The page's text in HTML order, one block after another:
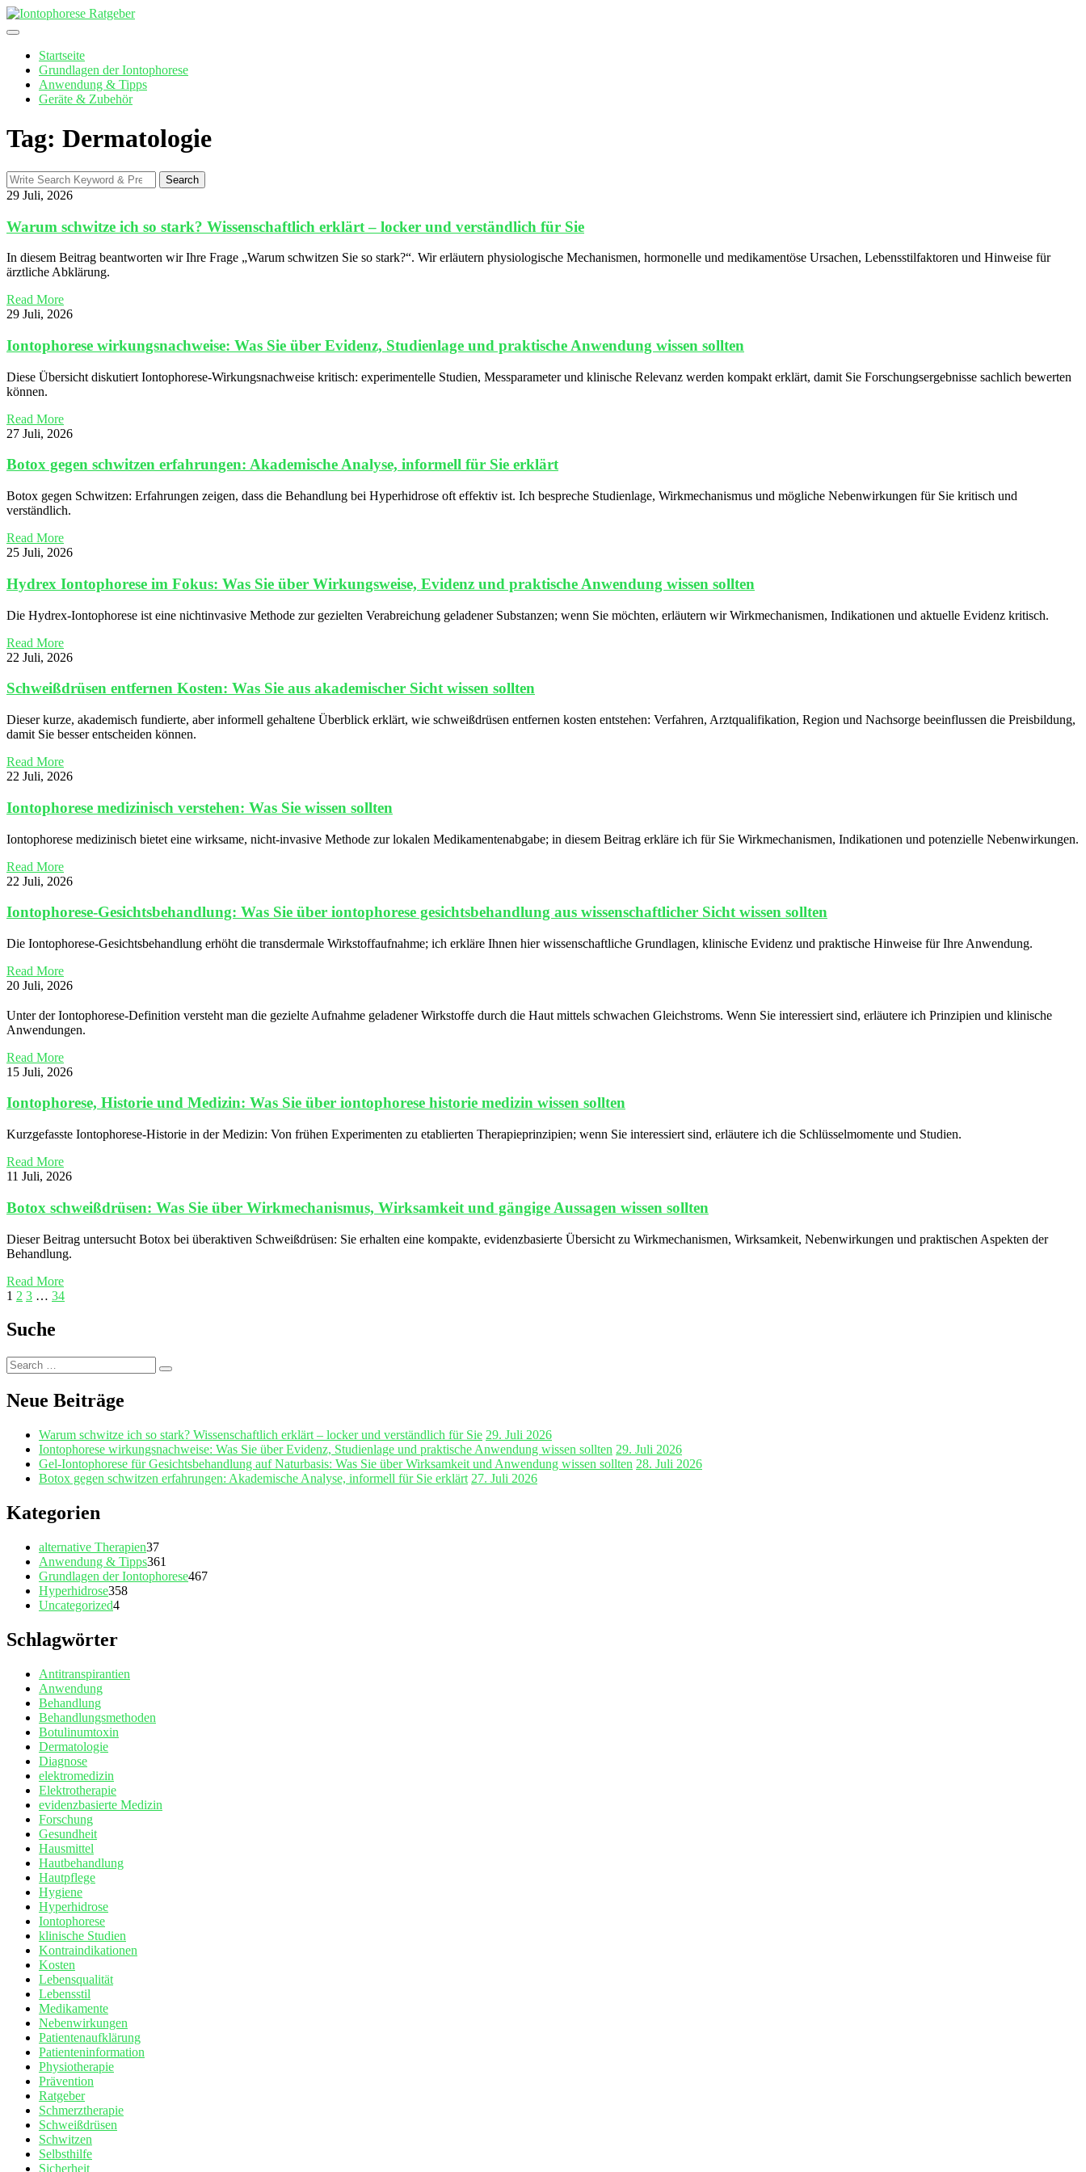
Skip
to
Startseite
Grundlagen der Iontophorese
Anwendung & Tipps
Geräte & Zubehör
Tag: Dermatologie
Search
for:
Search
29 Juli, 2026
Warum schwitze ich so stark? Wissenschaftlich erklärt – locker und verständlich für Sie
In diesem Beitrag beantworten wir Ihre Frage „Warum schwitzen Sie so stark?“. Wir erläutern physiologische Mechanismen, hormonelle und medikamentöse Ursachen, Lebensstilfaktoren und Hinweise für
ärztliche Abklärung.
Read More
29 Juli, 2026
Iontophorese wirkungsnachweise: Was Sie über Evidenz, Studienlage und praktische Anwendung wissen sollten
Diese Übersicht diskutiert Iontophorese-Wirkungsnachweise kritisch: experimentelle Studien, Messparameter und klinische Relevanz werden kompakt erklärt, damit Sie Forschungsergebnisse sachlich bewerten
können.
Read More
27 Juli, 2026
Botox gegen schwitzen erfahrungen: Akademische Analyse, informell für Sie erklärt
Botox gegen Schwitzen: Erfahrungen zeigen, dass die Behandlung bei Hyperhidrose oft effektiv ist. Ich bespreche Studienlage, Wirkmechanismus und mögliche Nebenwirkungen für Sie kritisch und
verständlich.
Read More
25 Juli, 2026
Hydrex Iontophorese im Fokus: Was Sie über Wirkungsweise, Evidenz und praktische Anwendung wissen sollten
Die Hydrex-Iontophorese ist eine nichtinvasive Methode zur gezielten Verabreichung geladener Substanzen; wenn Sie möchten, erläutern wir Wirkmechanismen, Indikationen und aktuelle Evidenz kritisch.
Read More
22 Juli, 2026
Schweißdrüsen entfernen Kosten: Was Sie aus akademischer Sicht wissen sollten
Dieser kurze, akademisch fundierte, aber informell gehaltene Überblick erklärt, wie schweißdrüsen entfernen kosten entstehen: Verfahren, Arztqualifikation, Region und Nachsorge beeinflussen die Preisbildung,
damit Sie besser entscheiden können.
Read More
22 Juli, 2026
Iontophorese medizinisch verstehen: Was Sie wissen sollten
Iontophorese medizinisch bietet eine wirksame, nicht-invasive Methode zur lokalen Medikamentenabgabe; in diesem Beitrag erkläre ich für Sie Wirkmechanismen, Indikationen und potenzielle Nebenwirkungen.
Read More
22 Juli, 2026
Iontophorese-Gesichtsbehandlung: Was Sie über iontophorese gesichtsbehandlung aus wissenschaftlicher Sicht wissen sollten
Die Iontophorese-Gesichtsbehandlung erhöht die transdermale Wirkstoffaufnahme; ich erkläre Ihnen hier wissenschaftliche Grundlagen, klinische Evidenz und praktische Hinweise für Ihre Anwendung.
Read More
20 Juli, 2026
Unter der Iontophorese-Definition versteht man die gezielte Aufnahme geladener Wirkstoffe durch die Haut mittels schwachen Gleichstroms. Wenn Sie interessiert sind, erläutere ich Prinzipien und klinische
Anwendungen.
Read More
15 Juli, 2026
Iontophorese, Historie und Medizin: Was Sie über iontophorese historie medizin wissen sollten
Kurzgefasste Iontophorese-Historie in der Medizin: Von frühen Experimenten zu etablierten Therapieprinzipien; wenn Sie interessiert sind, erläutere ich die Schlüsselmomente und Studien.
Read More
11 Juli, 2026
Botox schweißdrüsen: Was Sie über Wirkmechanismus, Wirksamkeit und gängige Aussagen wissen sollten
Dieser Beitrag untersucht Botox bei überaktiven Schweißdrüsen: Sie erhalten eine kompakte, evidenzbasierte Übersicht zu Wirkmechanismen, Wirksamkeit, Nebenwirkungen und praktischen Aspekten der
Behandlung.
Read More
1 2 3 … 34
Suche
Search
for:
Search
Neue Beiträge
Warum schwitze ich so stark? Wissenschaftlich erklärt – locker und verständlich für Sie 29. Juli 2026
Iontophorese wirkungsnachweise: Was Sie über Evidenz, Studienlage und praktische Anwendung wissen sollten 29. Juli 2026
Gel‑Iontophorese für Gesichtsbehandlung auf Naturbasis: Was Sie über Wirksamkeit und Anwendung wissen sollten 28. Juli 2026
Botox gegen schwitzen erfahrungen: Akademische Analyse, informell für Sie erklärt 27. Juli 2026
Kategorien
alternative Therapien37
Anwendung & Tipps361
Grundlagen der Iontophorese467
Hyperhidrose358
Uncategorized4
Schlagwörter
Antitranspirantien
Anwendung
Behandlung
Behandlungsmethoden
Botulinumtoxin
Dermatologie
Diagnose
elektromedizin
Elektrotherapie
evidenzbasierte Medizin
Forschung
Gesundheit
Hausmittel
Hautbehandlung
Hautpflege
Hygiene
Hyperhidrose
Iontophorese
klinische Studien
Kontraindikationen
Kosten
Lebensqualität
Lebensstil
Medikamente
Nebenwirkungen
Patientenaufklärung
Patienteninformation
Physiotherapie
Prävention
Ratgeber
Schmerztherapie
Schweißdrüsen
Schwitzen
Selbsthilfe
Sicherheit